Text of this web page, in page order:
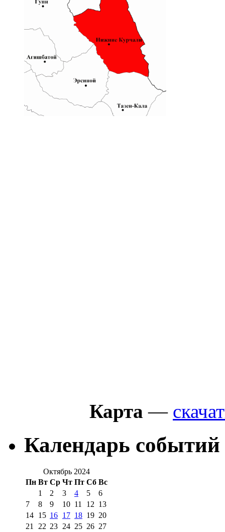
Карта —
Календарь событий
Октябрь 2024
Пн Вт Ср Чт Пт Сб Вс
1
2 3 4 5
6
7
8 9 10 11 12 13
14 15 16 17 18 19 20
21
22 23 24 25 26 27